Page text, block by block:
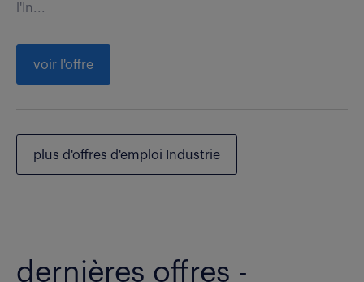
l'In...
voir l'offre
plus d'offres d'emploi Industrie
dernières offres -